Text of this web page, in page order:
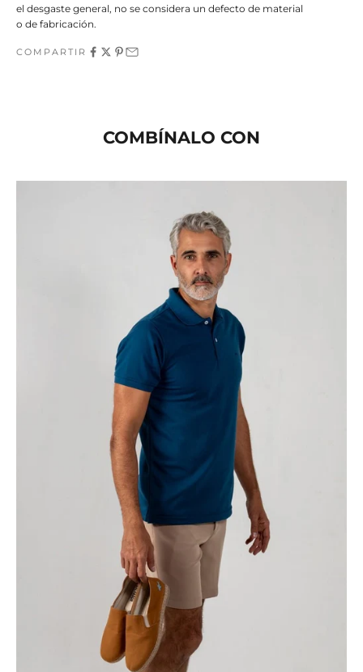
el desgaste general, no se considera un defecto de material
o de fabricación.
COMPARTIR
COMBÍNALO CON